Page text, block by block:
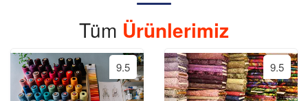
Tüm Ürünlerimiz
9.5 9.5